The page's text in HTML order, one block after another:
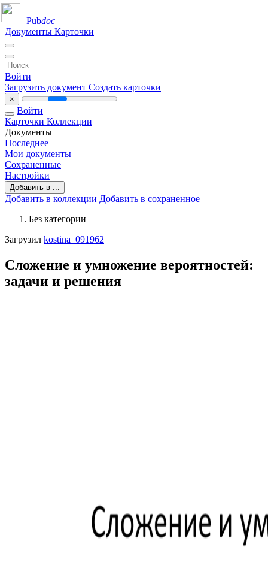
Pubdoc
Документы Карточки
Войти
Загрузить документ Создать карточки
×
Войти
Карточки Коллекции
Документы
Последнее
Мои документы
Сохраненные
Настройки
Добавить в ...
Добавить в коллекции Добавить в сохраненное
Без категории
Загрузил kostina_091962
Сложение и умножение вероятностей:
задачи и решения